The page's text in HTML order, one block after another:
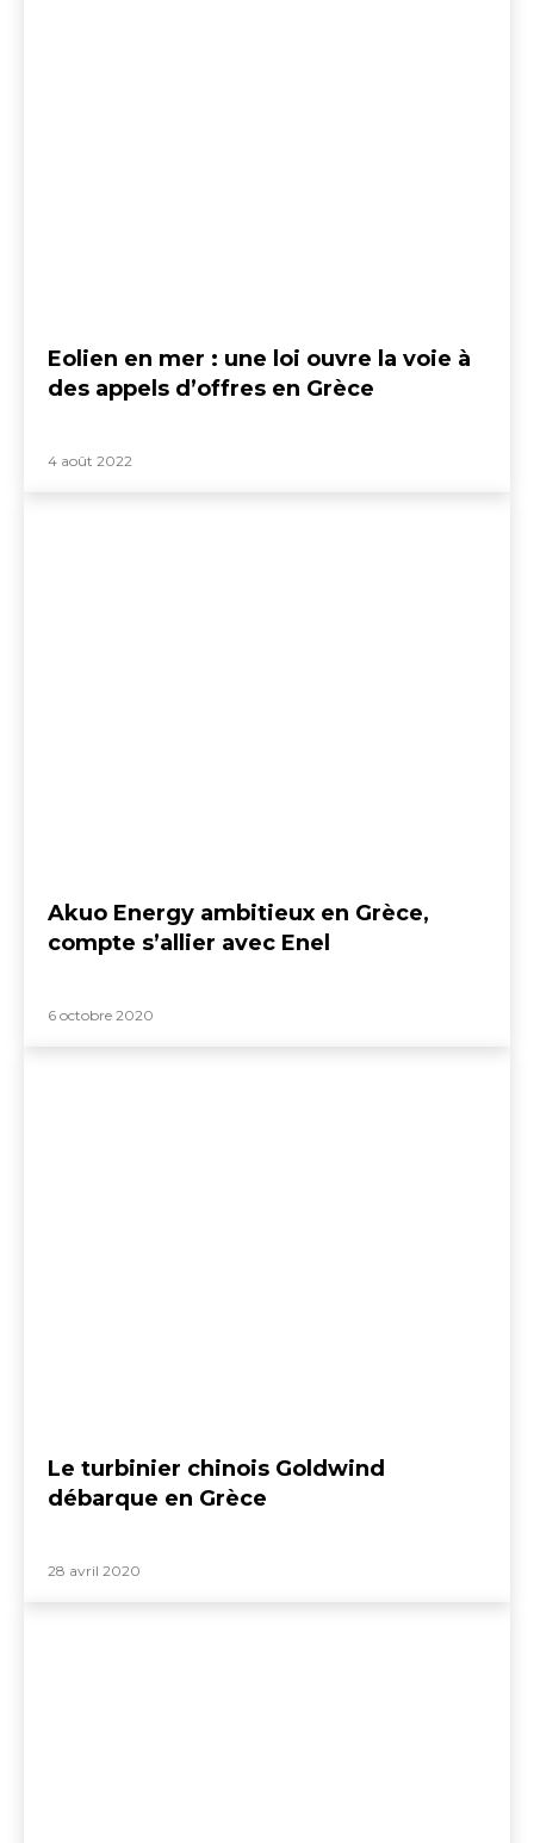
Eolien en mer : une loi ouvre la voie à
des appels d’offres en Grèce
4 août 2022
Akuo Energy ambitieux en Grèce,
compte s’allier avec Enel
6 octobre 2020
Le turbinier chinois Goldwind
débarque en Grèce
28 avril 2020